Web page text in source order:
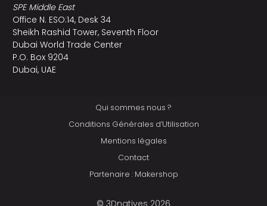
SPE Middle East
Office N. ESO:14, Desk 34
Sheikh Rashid Tower, Seventh Floor
Dubai World Trade Center
P.O. Box 9204
Dubai, UAE
Qui sommes nous ?
Conditions Générales d’Utilisation
Mentions légales
Contact
Partenaire : Makershop
© 3Dnatives 2026